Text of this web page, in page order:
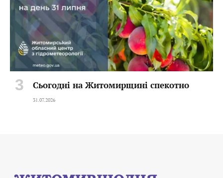
Сьогодні на Житомирщині спекотно
31.07.2026